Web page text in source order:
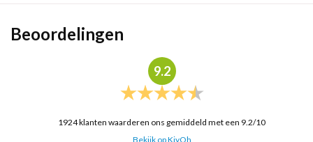
Beoordelingen
9.2
1924klanten waarderen ons gemiddeld met een 9.2/10
Bekijk op KiyOh